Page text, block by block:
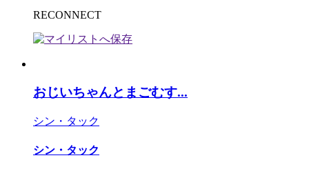
RECONNECT
おじいちゃんとまごむす...
シン・タック
シン・タック